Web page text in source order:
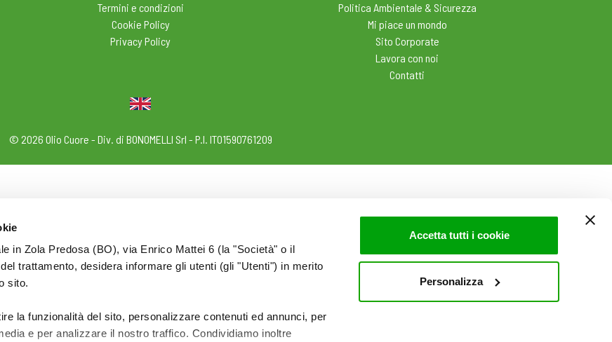
in Zola Predosa (BO), via Enrico Mattei 6 (la "Società" o il
trattamento, desidera informare gli utenti (gli "Utenti") in merito
sito.
la funzionalità del sito, personalizzare contenuti ed annunci, per
e per analizzare il nostro traffico. Condividiamo inoltre
Accetta tutti i cookie
Personalizza
Termini e condizioni
Cookie Policy
Privacy Policy
Politica Ambientale & Sicurezza
Mi piace un mondo
Sito Corporate
Lavora con noi
Contatti
© 2026 Olio Cuore - Div. di BONOMELLI Srl - P.I. IT01590761209